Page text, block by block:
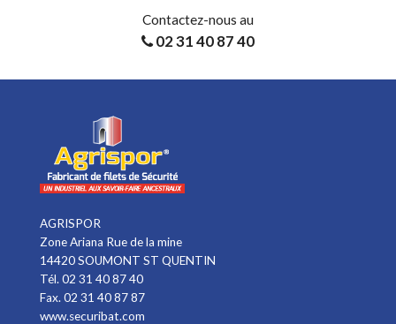
Contactez-nous au
02 31 40 87 40
AGRISPOR
Zone Ariana Rue de la mine
14420 SOUMONT ST QUENTIN
Tél. 02 31 40 87 40
Fax. 02 31 40 87 87
www.securibat.com